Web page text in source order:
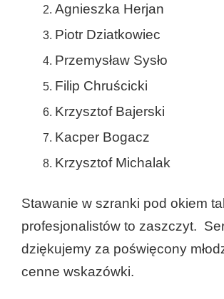
Agnieszka Herjan
Piotr Dziatkowiec
Przemysław Sysło
Filip Chruścicki
Krzysztof Bajerski
Kacper Bogacz
Krzysztof Michalak
Stawanie w szranki pod okiem
profesjonalistów to zaszczyt.
dziękujemy za poświęcony
cenne wskazówki.